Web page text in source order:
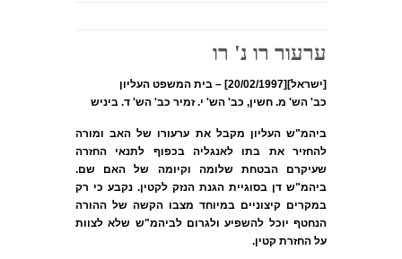
ערעור רו נ' רו
[ישראל][20/02/1997] – בית המשפט העליון
כב' הש' מ. חשין, כב' הש' י. זמיר כב' הש' ד. ביניש
ביהמ"ש העליון מקבל את ערעורו של האב ומורה
להחזיר את בתו לאנגליה בכפוף לתנאי החזרה
שעיקרם הבטחת שלומה וקיומה של האם שם.
ביהמ"ש דן בסוגיית הגנת הנזק לקטין. נקבע כי רק
במקרים קיצוניים במיוחד מצבו הקשה של ההורה
הנחטף יוכל להשפיע ולגרום לביהמ"ש שלא לצוות
על החזרת קטין.